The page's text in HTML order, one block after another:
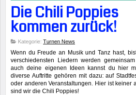
Die Chili Poppies
kommen zurück!
Kategorie: Turnen News
Wenn du Freude an Musik und Tanz hast,
verschiedensten Liedern werden
auch deine eigenen Ideen kannst du hier
diverse Auftritte gehören mit dazu: auf
oder anderen Veranstaltungen. Hier ist keiner
sind wir die Chili Poppies!